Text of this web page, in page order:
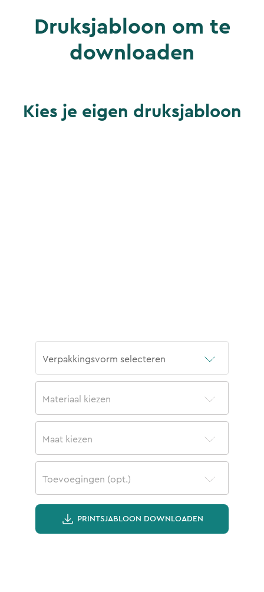
Druksjabloon om te
downloaden
Kies je eigen druksjabloon
Verpakkingsvorm selecteren
Materiaal kiezen
Maat kiezen
Toevoegingen (opt.)
PRINTSJABLOON DOWNLOADEN